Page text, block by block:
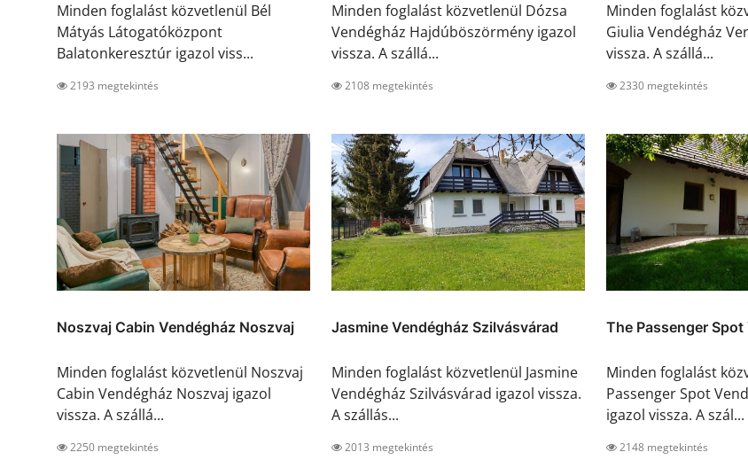
Minden foglalást közvetlenül Bél
Mátyás Látogatóközpont
Balatonkeresztúr igazol viss...
2193 megtekintés
Minden foglalást közvetlenül Dózsa
Vendégház Hajdúböszörmény igazol
vissza. A szállá...
2108 megtekintés
Minden foglalást
Giulia Vendégház
vissza. A szállá...
2330 megtekintés
Noszvaj Cabin Vendégház Noszvaj
Minden foglalást közvetlenül Noszvaj
Cabin Vendégház Noszvaj igazol
vissza. A szállá...
2250 megtekintés
Jasmine Vendégház Szilvásvárad
Minden foglalást közvetlenül Jasmine
Vendégház Szilvásvárad igazol vissza.
A szállás...
2013 megtekintés
The Passenger
Minden foglalást
Passenger Spot
igazol vissza. A szál...
2148 megtekintés